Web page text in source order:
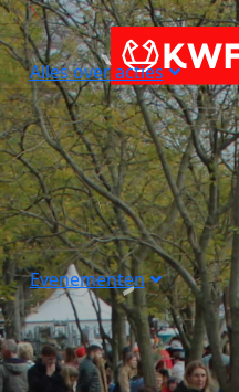
Alles over acties
Evenementen